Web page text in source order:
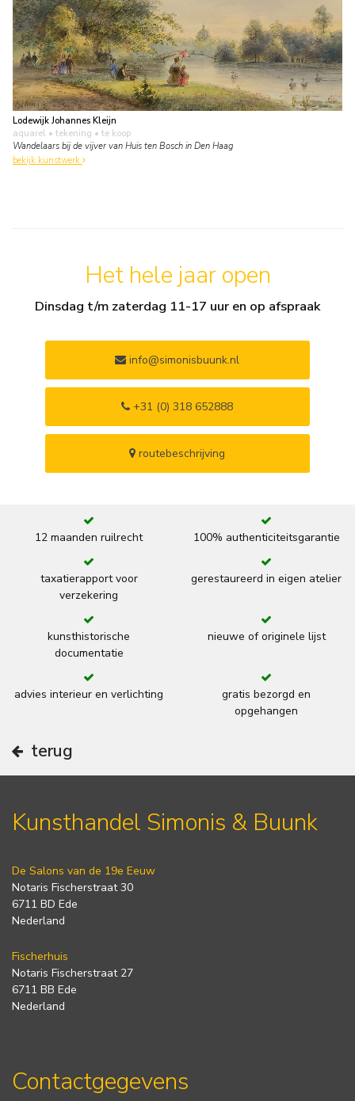
Lodewijk Johannes Kleijn
aquarel • tekening • te koop
Wandelaars bij de vijver van Huis ten Bosch in Den Haag
bekijk kunstwerk
Het hele jaar open
Dinsdag t/m zaterdag 11-17 uur en op afspraak
info@simonisbuunk.nl
+31 (0) 318 652888
routebeschrijving
12 maanden ruilrecht 100% authenticiteitsgarantie
taxatierapport voor
verzekering
gerestaureerd in eigen atelier
kunsthistorische
documentatie
nieuwe of originele lijst
advies interieur en verlichting
gratis bezorgd en
opgehangen
terug
Kunsthandel Simonis & Buunk
De Salons van de 19e Eeuw
Notaris Fischerstraat 30
6711 BD Ede
Nederland
Fischerhuis
Notaris Fischerstraat 27
6711 BB Ede
Nederland
Contactgegevens